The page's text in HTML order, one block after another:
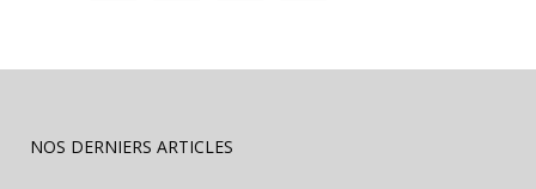
NOS DERNIERS ARTICLES